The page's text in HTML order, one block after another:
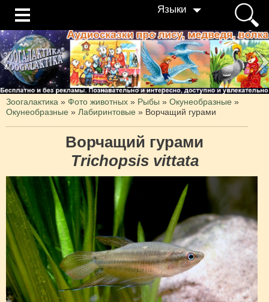
Языки
Зоогалактика » Фото животных » Рыбы » Окунеобразные »
Окунеобразные » Лабиринтовые » Ворчащий гурами
Ворчащий гурами
Trichopsis vittata